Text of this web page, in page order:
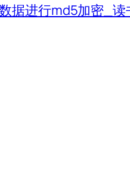
据进行md5加密_读